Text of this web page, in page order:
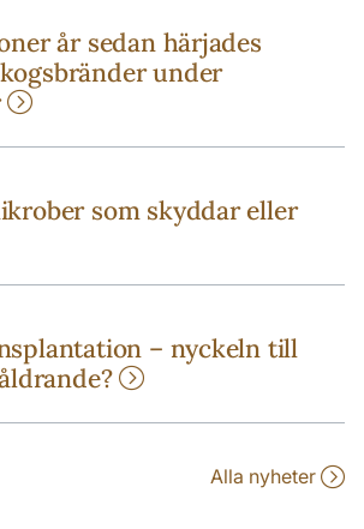
år sedan härjades
under
som skyddar eller
– nyckeln till
Alla nyheter